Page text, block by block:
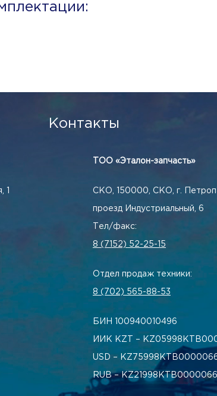
Контакты
1
ТОО «Эталон-запчасть»
СКО, 150000, СКО, г.
проезд Индустриальный, 6
Тел/факс:
8 (7152) 52-25-15
Отдел продаж техники:
8 (702) 565-88-53
БИН 100940010496
ИИК KZT –
USD –
RUB –